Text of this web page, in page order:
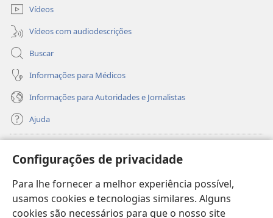
Configurações de privacidade
Para lhe fornecer a melhor experiência possível,
usamos cookies e tecnologias similares. Alguns
cookies são necessários para que o nosso site
Vídeos
Vídeos com audiodescrições
Buscar
Informações para Médicos
Informações para Autoridades e Jornalistas
Ajuda
(abre
nova
janela)
Biblioteca On-line da Torre de Vigia™
(abre
nova
janela)JW Hub